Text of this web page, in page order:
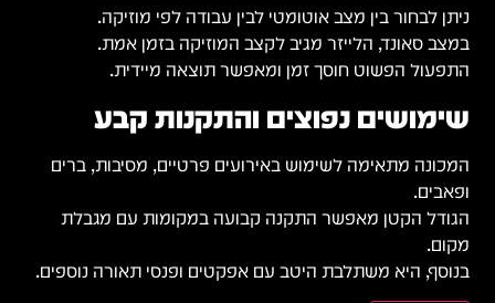
ניתן לבחור בין מצב אוטומטי לבין עבודה לפי מוזיקה.
במצב סאונד, הלייזר מגיב לקצב המוזיקה בזמן אמת.
התפעול הפשוט חוסך זמן ומאפשר תוצאה מיידית.
שימושים נפוצים והתקנות קבע
המכונה מתאימה לשימוש באירועים פרטיים, מסיבות, ברים
ופאבים.
הגודל הקטן מאפשר התקנה קבועה במקומות עם מגבלת
מקום.
בנוסף, היא משתלבת היטב עם אפקטים ופנסי תאורה נוספים.